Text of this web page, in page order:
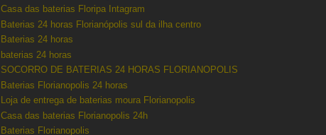
Casa das baterias Floripa Intagram
Baterias 24 horas Florianópolis sul da ilha centro
Baterias 24 horas
baterias 24 horas
SOCORRO DE BATERIAS 24 HORAS FLORIANOPOLIS
Baterias Florianopolis 24 horas
Loja de entrega de baterias moura Florianopolis
Casa das baterias Florianopolis 24h
Baterias Florianopolis